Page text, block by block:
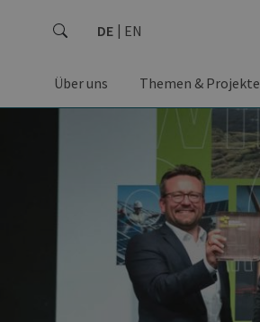
DE EN
Über uns Themen & Projekte